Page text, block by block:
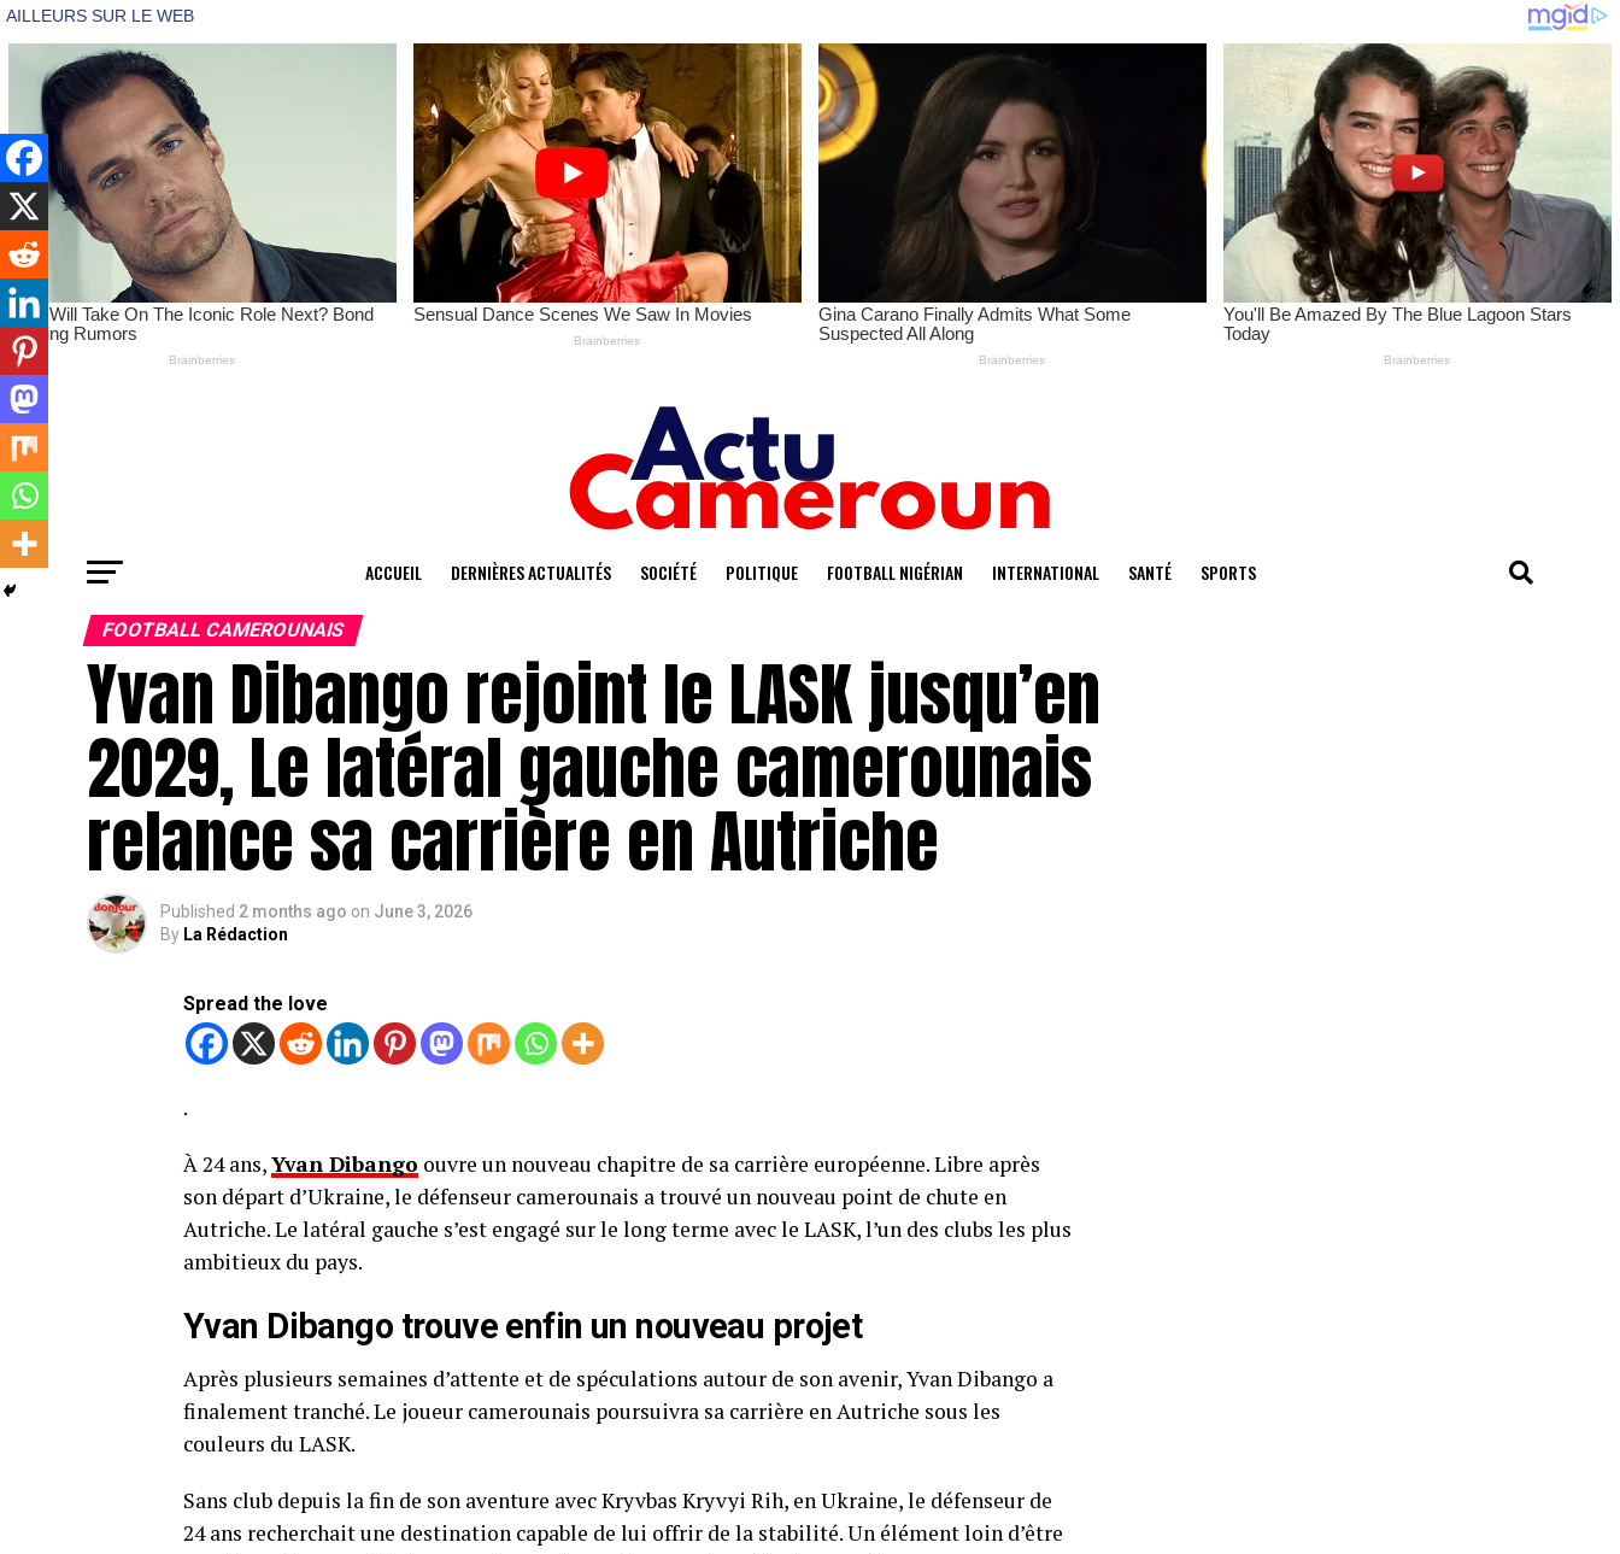
ACCUEIL DERNIÈRES ACTUALITÉS SOCIÉTÉ POLITIQUE FOOTBALL NIGÉRIAN INTERNATIONAL SANTÉ SPORTS
FOOTBALL CAMEROUNAIS
Yvan Dibango rejoint le LASK jusqu’en
2029, Le latéral gauche camerounais
relance sa carrière en Autriche
Published 2 months ago on June 3, 2026
By La Rédaction
Spread the love
.
À 24 ans,Yvan Dibango ouvre un nouveau chapitre de sa carrière européenne. Libre après
son départ d’Ukraine, le défenseur camerounais a trouvé un nouveau point de chute en
Autriche. Le latéral gauche s’est engagé sur le long terme avec le LASK, l’un des clubs les plus
ambitieux du pays.
Yvan Dibango trouve enfin un nouveau projet
Après plusieurs semaines d’attente et de spéculations autour de son avenir, Yvan Dibango a
finalement tranché. Le joueur camerounais poursuivra sa carrière en Autriche sous les
couleurs du LASK.
Sans club depuis la fin de son aventure avec Kryvbas Kryvyi Rih, en Ukraine, le défenseur de
24 ans recherchait une destination capable de lui offrir de la stabilité. Un élément loin d’être